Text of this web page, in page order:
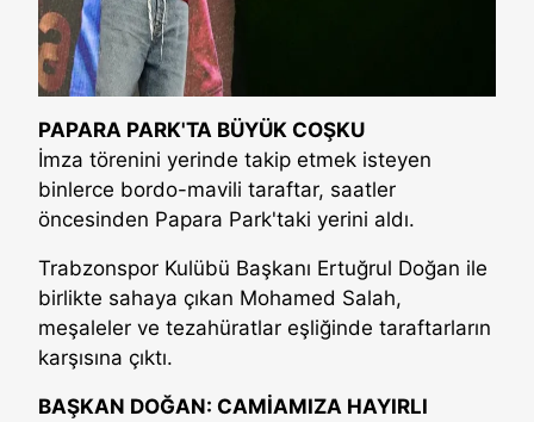
PAPARA PARK'TA BÜYÜK COŞKU
İmza törenini yerinde takip etmek isteyen
binlerce bordo-mavili taraftar, saatler
öncesinden Papara Park'taki yerini aldı.
Trabzonspor Kulübü Başkanı Ertuğrul Doğan ile
birlikte sahaya çıkan Mohamed Salah,
meşaleler ve tezahüratlar eşliğinde taraftarların
karşısına çıktı.
BAŞKAN DOĞAN: CAMİAMIZA HAYIRLI